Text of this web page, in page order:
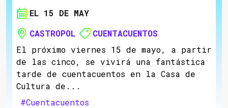
EL 15 DE MAY
CASTROPOL
CUENTACUENTOS
El próximo viernes 15 de mayo, a partir
de las cinco, se vivirá una fantástica
tarde de cuentacuentos en la Casa de
Cultura de...
#Cuentacuentos